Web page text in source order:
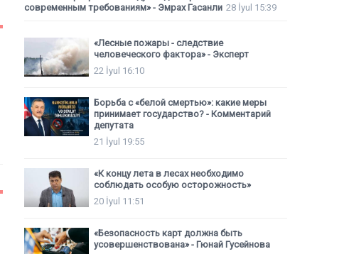
современным требованиям» - Эмрах Гасанли 28 İyul 15:39
«Лесные пожары - следствие
человеческого фактора» - Эксперт
22 İyul 16:10
Борьба с «белой смертью»: какие меры
принимает государство? - Комментарий
депутата
21 İyul 19:55
«К концу лета в лесах необходимо
соблюдать особую осторожность»
20 İyul 11:51
«Безопасность карт должна быть
усовершенствована» - Гюнай Гусейнова